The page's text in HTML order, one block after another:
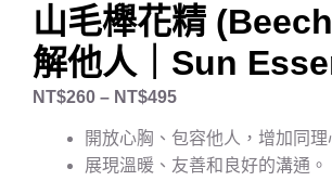
山毛櫸花精
解他人｜Sun
NT$260 – NT$495
開放心胸、包容他人，增加同理
展現溫暖、友善和良好的溝通。